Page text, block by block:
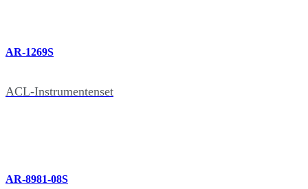
AR-1269S
ACL-Instrumentenset
AR-8981-08S